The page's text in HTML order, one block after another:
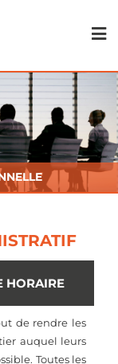
HORAIRE
de rendre les
auquel leurs
Toutes les